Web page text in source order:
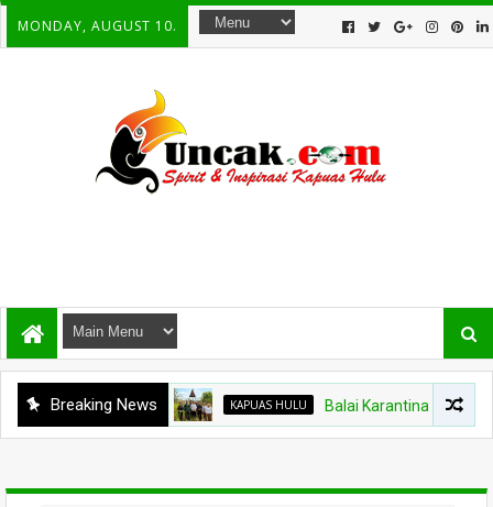
MONDAY, AUGUST 10.
Breaking News KAPUAS HULU Balai Karantina Kalbar